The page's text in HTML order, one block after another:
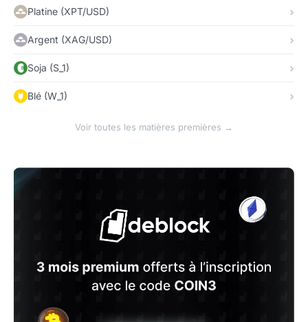
Platine (XPT/USD)
Argent (XAG/USD)
Soja (S_1)
Blé (W_1)
Voir toutes les matières premières →